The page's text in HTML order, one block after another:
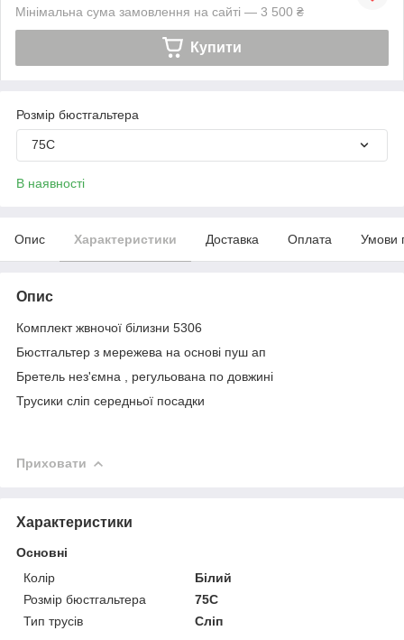
Мінімальна сума замовлення на сайті — 3 500 ₴
Купити
Розмір бюстгальтера
75C
В наявності
Опис Характеристики Доставка Оплата Умови
Опис
Комплект жвночої білизни 5306
Бюстгальтер з мережева на основі пуш ап
Бретель нез'ємна , регульована по довжині
Трусики сліп середньої посадки
Приховати
Характеристики
Основні
Колір
Білий
Розмір бюстгальтера
75C
Тип трусів
Сліп